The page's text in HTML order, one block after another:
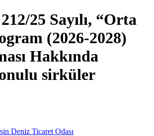
25 Sayılı, “Orta
(2026-2028)
Hakkında
sirküler
Deniz Ticaret Odası